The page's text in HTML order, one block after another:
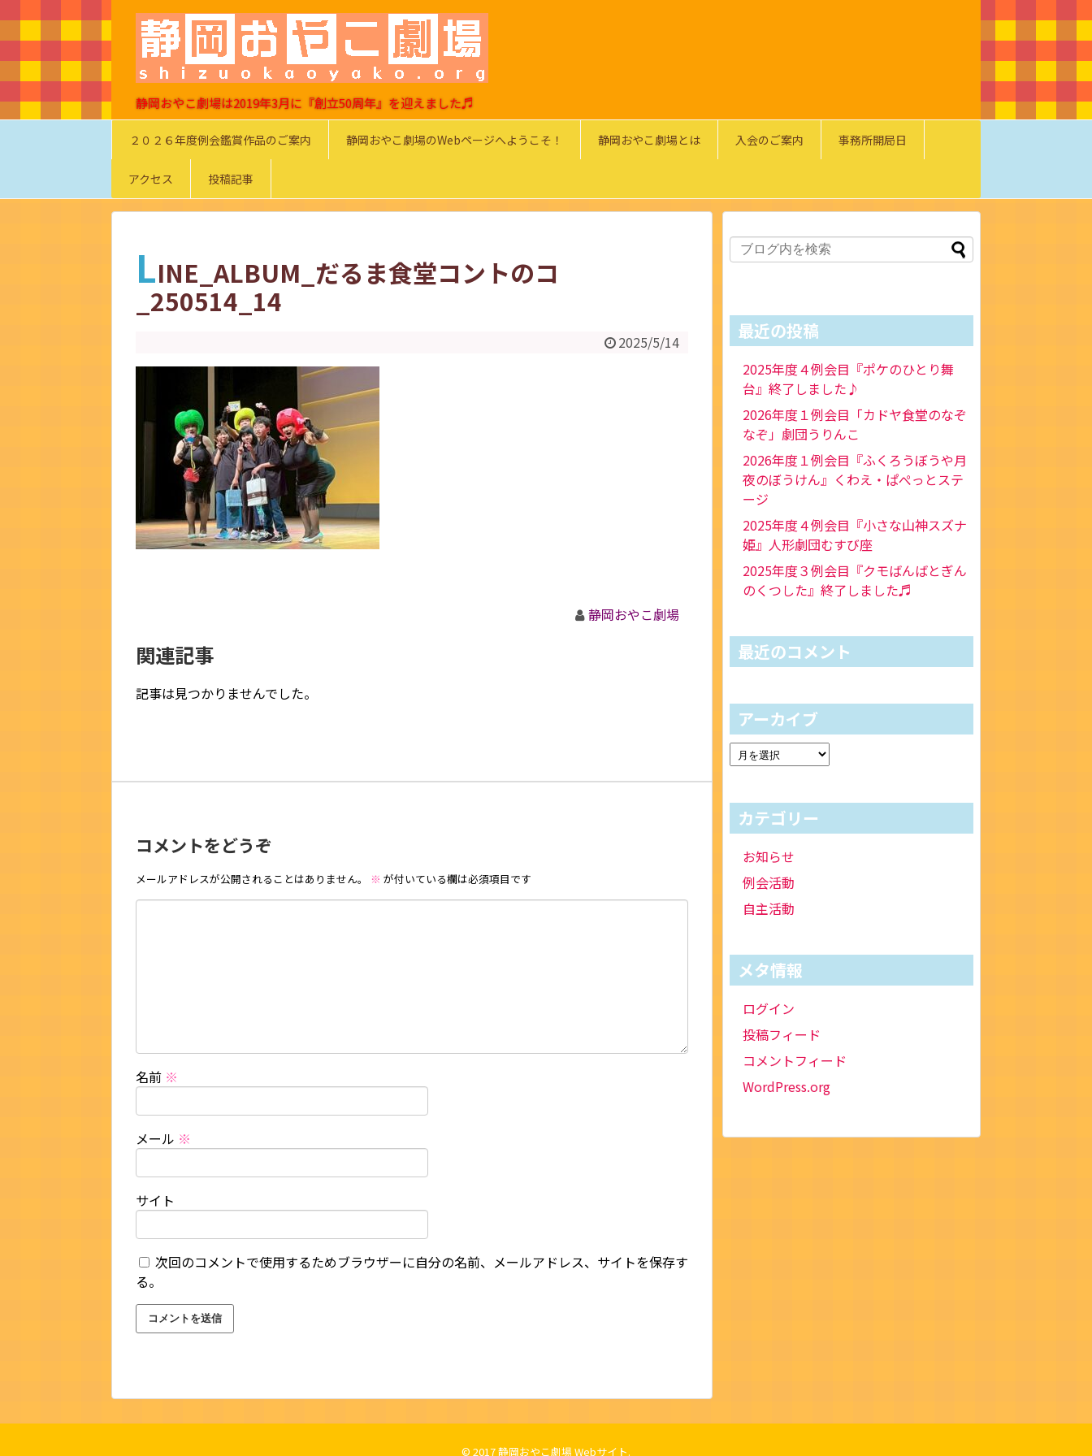
静岡おやこ劇場は2019年3月に『創立50周年』を迎えました♬
２０２６年度例会鑑賞作品のご案内 静岡おやこ劇場のWebページへようこそ！ 静岡おやこ劇場とは 入会のご案内 事務所開局日
アクセス 投稿記事
LINE_ALBUM_だるま食堂コントのコ
_250514_14
2025/5/14
静岡おやこ劇場
関連記事
記事は見つかりませんでした。
コメントをどうぞ
メールアドレスが公開されることはありません。 ※ が付いている欄は必須項目です
名前 ※
メール ※
サイト
次回のコメントで使用するためブラウザーに自分の名前、メールアドレス、サイトを保存す
る。
最近の投稿
2025年度４例会目『ポケのひとり舞
台』終了しました♪
2026年度１例会目「カドヤ食堂のなぞ
なぞ」劇団うりんこ
2026年度１例会目『ふくろうぼうや月
夜のぼうけん』くわえ・ぱぺっとステ
ージ
2025年度４例会目『小さな山神スズナ
姫』人形劇団むすび座
2025年度３例会目『クモばんばとぎん
のくつした』終了しました♬
最近のコメント
アーカイブ
カテゴリー
お知らせ
例会活動
自主活動
メタ情報
ログイン
投稿フィード
コメントフィード
WordPress.org
© 2017静岡おやこ劇場 Webサイト.